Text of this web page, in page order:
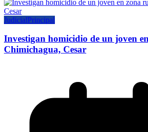
JudicialPrincipal
Investigan homicidio de un joven
Chimichagua, Cesar